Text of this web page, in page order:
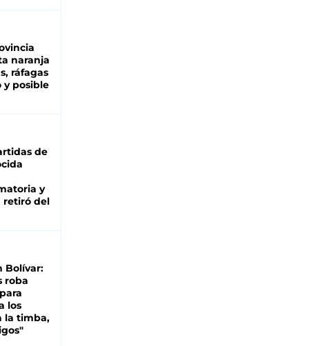
naranja
ráfagas
y posible
de
y
retiró del
Bolívar:
roba
los
la timba,